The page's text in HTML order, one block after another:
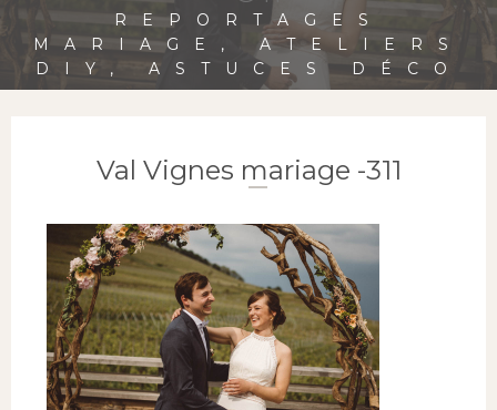
REPORTAGES
MARIAGE, ATELIERS
DIY, ASTUCES DÉCO
Val Vignes mariage -311